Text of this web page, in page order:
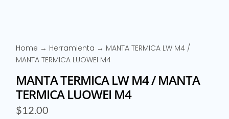
Home → Herramienta → MANTA TERMICA LW M4 /
MANTA TERMICA LUOWEI M4
MANTA TERMICA LW M4 / MANTA
TERMICA LUOWEI M4
$12.00